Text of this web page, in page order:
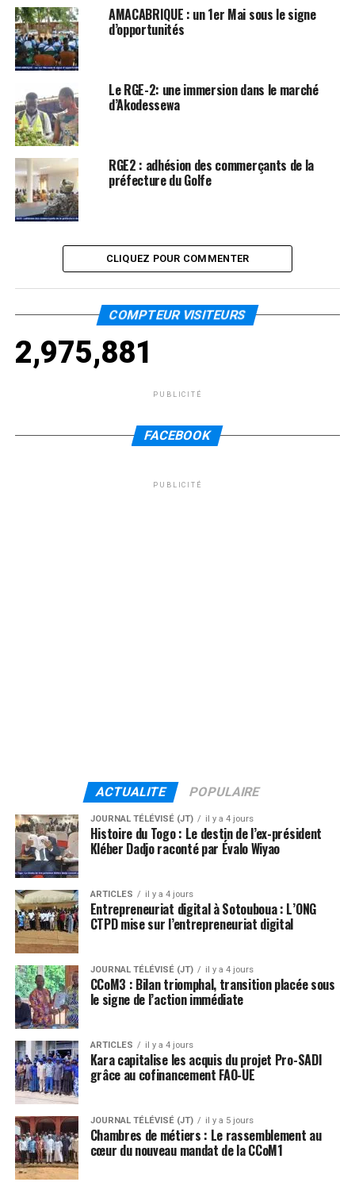
AMACABRIQUE : un 1er Mai sous le signe
d’opportunités
Le RGE-2: une immersion dans le marché
d’Akodessewa
RGE2 : adhésion des commerçants de la
préfecture du Golfe
CLIQUEZ POUR COMMENTER
COMPTEUR VISITEURS
2,975,881
PUBLICITÉ
FACEBOOK
PUBLICITÉ
ACTUALITE POPULAIRE
JOURNAL TÉLÉVISÉ (JT) il y a 4 jours
Histoire du Togo : Le destin de l’ex-président
Kléber Dadjo raconté par Évalo Wiyao
ARTICLES il y a 4 jours
Entrepreneuriat digital à Sotouboua : L’ONG
CTPD mise sur l’entrepreneuriat digital
JOURNAL TÉLÉVISÉ (JT) il y a 4 jours
CCoM3 : Bilan triomphal, transition placée sous
le signe de l’action immédiate
ARTICLES il y a 4 jours
Kara capitalise les acquis du projet Pro-SADI
grâce au cofinancement FAO-UE
JOURNAL TÉLÉVISÉ (JT) il y a 5 jours
Chambres de métiers : Le rassemblement au
cœur du nouveau mandat de la CCoM1